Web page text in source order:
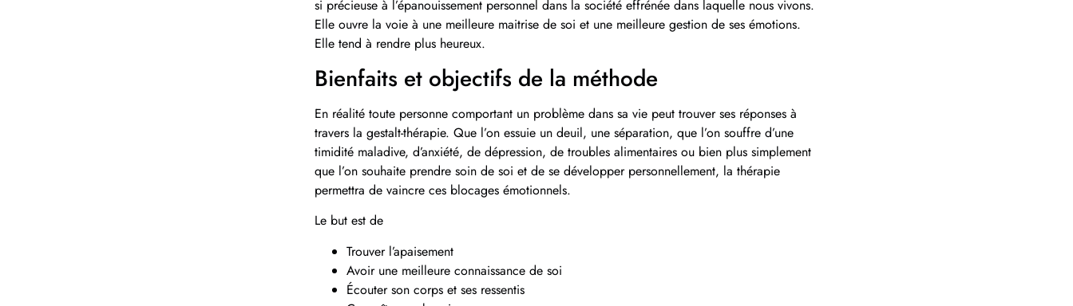
si précieuse à l’épanouissement personnel dans la société effrénée dans laquelle nous vivons.
Elle ouvre la voie à une meilleure maitrise de soi et une meilleure gestion de ses émotions.
Elle tend à rendre plus heureux.
Bienfaits et objectifs de la méthode
En réalité toute personne comportant un problème dans sa vie peut trouver ses réponses à
travers la gestalt-thérapie. Que l’on essuie un deuil, une séparation, que l’on souffre d’une
timidité maladive, d’anxiété, de dépression, de troubles alimentaires ou bien plus simplement
que l’on souhaite prendre soin de soi et de se développer personnellement, la thérapie
permettra de vaincre ces blocages émotionnels.
Le but est de
Trouver l’apaisement
Avoir une meilleure connaissance de soi
Écouter son corps et ses ressentis